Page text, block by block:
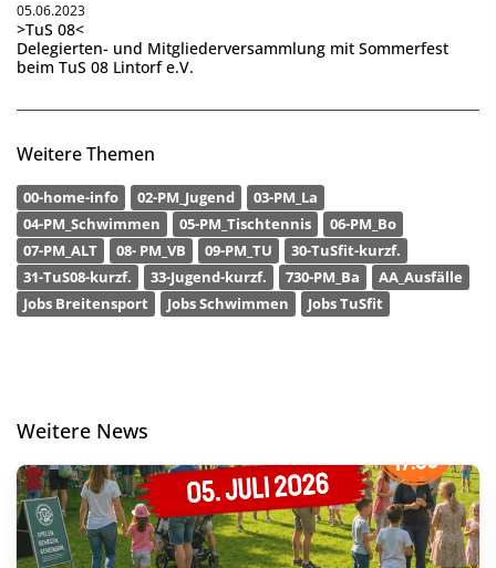
05.06.2023
>TuS 08<
Delegierten- und Mitgliederversammlung mit Sommerfest
beim TuS 08 Lintorf e.V.
Weitere Themen
00-home-info 02-PM_Jugend
03-PM_La
04-PM_Schwimmen
05-PM_Tischtennis
06-PM_Bo
07-PM_ALT
08- PM_VB 09-PM_TU
30-TuSfit-kurzf.
31-TuS08-kurzf.
33-Jugend-kurzf. 730-PM_Ba
AA_Ausfälle
Jobs Breitensport
Jobs Schwimmen Jobs TuSfit
Weitere News